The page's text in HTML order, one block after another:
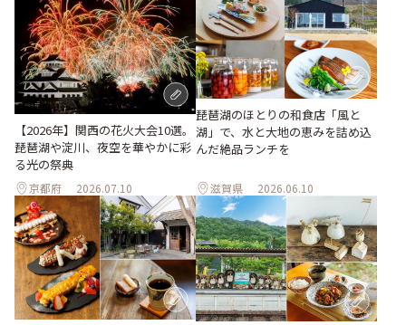
【2026年】関西の花火大会10選。
琵琶湖や淀川、夜空を華やかに彩
る光の祭典
京都府 2026.07.10
琵琶湖のほとりの和食店「風と
湖」で、水と大地の恵みを詰め込
んだ絶品ランチを
滋賀県 2026.06.10